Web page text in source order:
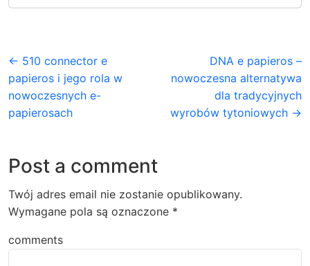
← 510 connector e
papieros i jego rola w
nowoczesnych e-
papierosach
DNA e papieros –
nowoczesna alternatywa
dla tradycyjnych
wyrobów tytoniowych →
Post a comment
Twój adres email nie zostanie opublikowany.
Wymagane pola są oznaczone *
comments